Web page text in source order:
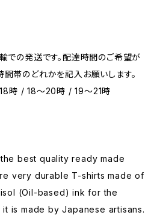
での発送です。配達時間のご希望が
帯のどれかを記入お願いします。
時 / 18～20時 / 19～21時
best quality ready made
very durable T-shirts made of
(Oil-based) ink for the
is made by Japanese artisans.